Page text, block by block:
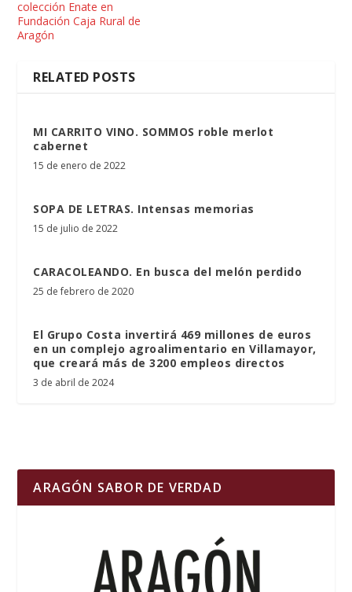
colección Enate en
Fundación Caja Rural de
Aragón
RELATED POSTS
MI CARRITO VINO. SOMMOS roble merlot
cabernet
15 de enero de 2022
SOPA DE LETRAS. Intensas memorias
15 de julio de 2022
CARACOLEANDO. En busca del melón perdido
25 de febrero de 2020
El Grupo Costa invertirá 469 millones de euros
en un complejo agroalimentario en Villamayor,
que creará más de 3200 empleos directos
3 de abril de 2024
ARAGÓN SABOR DE VERDAD